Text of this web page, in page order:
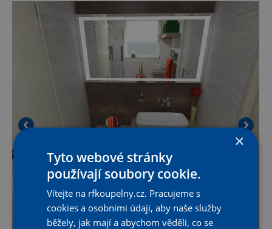
×
Tyto webové stránky
používají soubory cookie.
Vítejte na rfkoupelny.cz. Pracujeme s
cookies a osobními údaji, aby naše služby
běžely, jak mají a abychom věděli, co se